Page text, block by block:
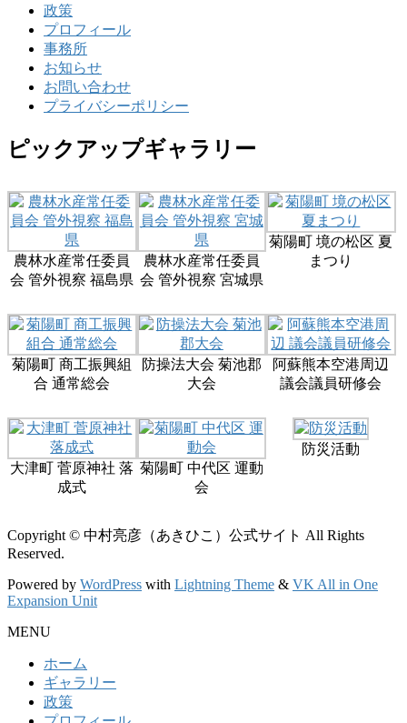
政策
プロフィール
事務所
お知らせ
お問い合わせ
プライバシーポリシー
ピックアップギャラリー
農林水産常任委員
会 管外視察 福島県
農林水産常任委員
会 管外視察 宮城県
菊陽町 境の松区 夏
まつり
菊陽町 商工振興組
合 通常総会
防操法大会 菊池郡
大会
阿蘇熊本空港周辺
議会議員研修会
大津町 菅原神社 落
成式
菊陽町 中代区 運動
会
防災活動
Copyright © 中村亮彦（あきひこ）公式サイト All Rights
Reserved.
Powered by WordPress with Lightning Theme & VK All in One
Expansion Unit
MENU
ホーム
ギャラリー
政策